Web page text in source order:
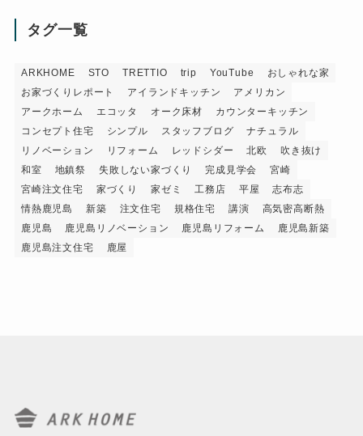
タグ一覧
ARKHOME STO TRETTIO trip YouTube
おしゃれな家
お家づくりレポート
アイランドキッチン
アメリカン
アークホーム
エコッタ オーク床材
カウンターキッチン
コンセプト住宅
シンプル スタッフブログ
ナチュラル
リノベーション
リフォーム レッドシダー 北欧
吹き抜け
和室
地鎮祭 失敗しない家づくり 完成見学会
宮崎
宮崎注文住宅
家づくり 家ゼミ 工務店 平屋
志布志
情熱鹿児島
新築 注文住宅 規格住宅 講演
高気密高断熱
鹿児島
鹿児島リノベーション 鹿児島リフォーム
鹿児島新築
鹿児島注文住宅
鹿屋